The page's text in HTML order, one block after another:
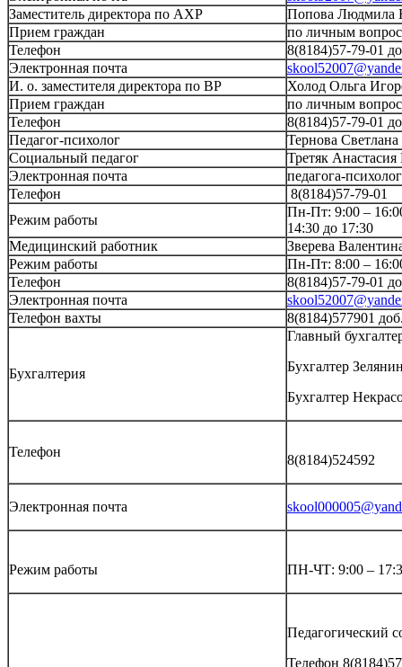
Заместитель директора по АХР
Попова Людмила
Прием граждан
по личным
Телефон
8(8184)57-79-01
Электронная почта
И. о. заместителя директора по ВР
Холод Ольга
Прием граждан
по личным
Телефон
8(8184)57-79-01
Педагог-психолог
Тернова
Социальный педагог
Третяк
Электронная почта
педагога-
Телефон
8(8184)57-79-01
Режим работы
Пн-Пт: 9:00 –
14:30 до 17:30
Медицинский работник
Зверева
Режим работы
Пн-Пт: 8:00 –
Телефон
8(8184)57-79-01
Электронная почта
Телефон вахты
8(8184)577901
Бухгалтерия
Главный
Бухгалтер
Бухгалтер
Телефон
8(8184)524592
Электронная почта
Режим работы ПН-ЧТ: 9:00 –
Педагогический
Телефон